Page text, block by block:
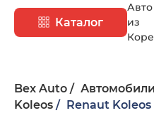
Каталог
Авто
из
Bex Auto Автомобили
Koleos
Renaut Koleos